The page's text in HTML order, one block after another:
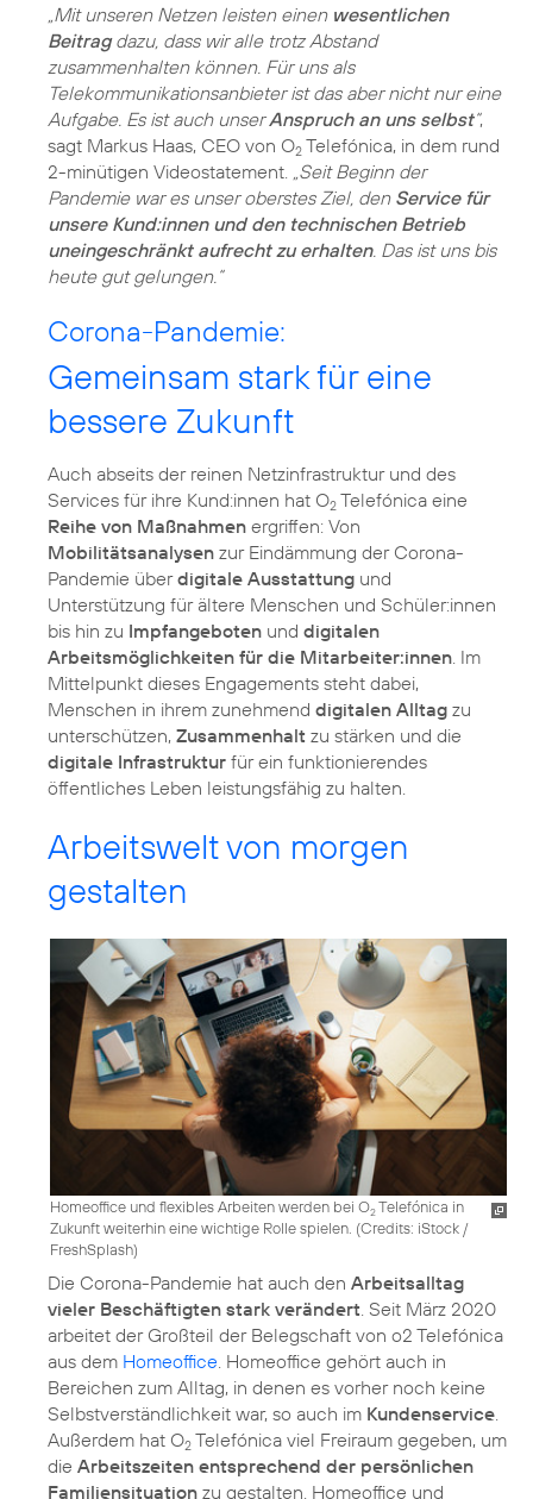
„Mit unseren Netzen leisten einen wesentlichen
Beitragdazu, dass wir alle trotz Abstand
zusammenhalten können. Für uns als
Telekommunikationsanbieter ist das aber nicht nur eine
Aufgabe. Es ist auch unserAnspruch an uns selbst“,
sagt Markus Haas, CEO von O2 Telefónica, in dem rund
2-minütigen Videostatement.
„Seit Beginn der
Pandemie war es unser oberstes Ziel, den Service für
unsere Kund:innen und den technischen Betrieb
uneingeschränkt aufrecht zu erhalten. Das ist uns bis
heute gut gelungen.“
Corona-Pandemie:
Gemeinsam stark für eine
bessere Zukunft
Auch abseits der reinen Netzinfrastruktur und des
Services für ihre Kund:innen hat O2 Telefónica eine
Reihe von Maßnahmen ergriffen: Von
Mobilitätsanalysen zur Eindämmung der Corona-
Pandemie überdigitale Ausstattung und
Unterstützung für ältere Menschen und Schüler:innen
bis hin zu Impfangeboten und digitalen
Arbeitsmöglichkeiten für die Mitarbeiter:innen . Im
Mittelpunkt dieses Engagements steht dabei,
Menschen in ihrem zunehmend digitalen Alltag zu
unterschützen, Zusammenhalt zu stärken und die
digitale Infrastruktur für ein funktionierendes
öffentliches Leben leistungsfähig zu halten.
Arbeitswelt von morgen
gestalten
Homeoffice und flexibles Arbeiten werden bei O2Telefónica in
Zukunft weiterhin eine wichtige Rolle spielen. (Credits: iStock /
FreshSplash)
Die Corona-Pandemie hat auch den Arbeitsalltag
vieler Beschäftigten stark verändert. Seit März 2020
arbeitet der Großteil der Belegschaft von o2 Telefónica
aus dem Homeoffice. Homeoffice gehört auch in
Bereichen zum Alltag, in denen es vorher noch keine
Selbstverständlichkeit war, so auch im Kundenservice.
Außerdem hat O2 Telefónica viel Freiraum gegeben, um
die Arbeitszeiten entsprechend der persönlichen
Familiensituation zu gestalten. Homeoffice und